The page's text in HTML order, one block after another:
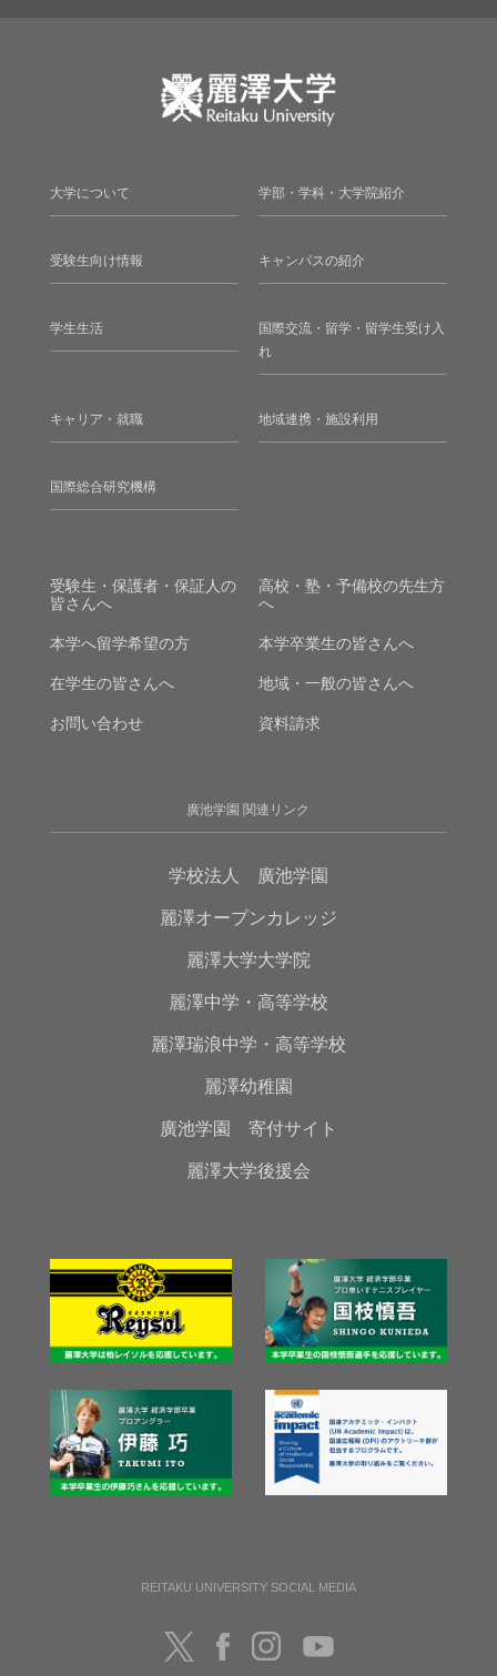
大学について 学部・学科・大学院紹介
受験生向け情報 キャンパスの紹介
学生生活
国際交流・留学・留学生受け入
れ
キャリア・就職 地域連携・施設利用
国際総合研究機構
受験生・保護者・保証人の
皆さんへ
高校・塾・予備校の先生方
へ
本学へ留学希望の方 本学卒業生の皆さんへ
在学生の皆さんへ 地域・一般の皆さんへ
お問い合わせ 資料請求
廣池学園 関連リンク
学校法人 廣池学園
麗澤オープンカレッジ
麗澤大学大学院
麗澤中学・高等学校
麗澤瑞浪中学・高等学校
麗澤幼稚園
廣池学園 寄付サイト
麗澤大学後援会
REITAKU UNIVERSITY SOCIAL MEDIA